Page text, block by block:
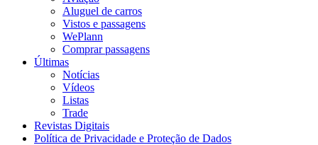
Aluguel de carros
Vistos e passagens
WePlann
Comprar passagens
Últimas
Notícias
Vídeos
Listas
Trade
Revistas Digitais
Política de Privacidade e Proteção de Dados